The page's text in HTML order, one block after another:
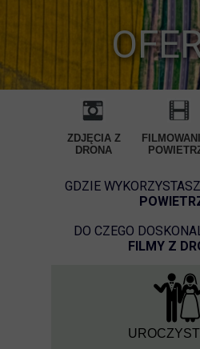
GDZIE WYKORZYSTASZ
DO CZEGO
FILMY Z
ZDJĘCIA Z
DRONA